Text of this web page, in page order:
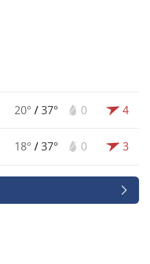
20° /37° 0 4
18° /37° 0 3